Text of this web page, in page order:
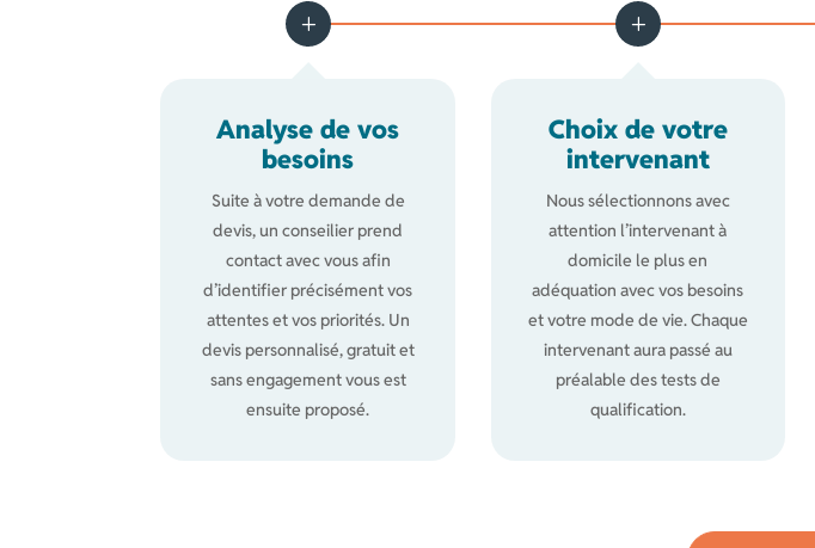
Analyse de vos
besoins
Suite à votre demande de
devis, un conseilier prend
contact avec vous afin
d’identifier précisément vos
attentes et vos priorités. Un
devis personnalisé, gratuit et
sans engagement vous est
ensuite proposé.
Choix de votre
intervenant
Nous sélectionnons avec
attention l’intervenant à
domicile le plus en
adéquation avec vos besoins
et votre mode de vie. Chaque
intervenant aura passé au
préalable des tests de
qualification.